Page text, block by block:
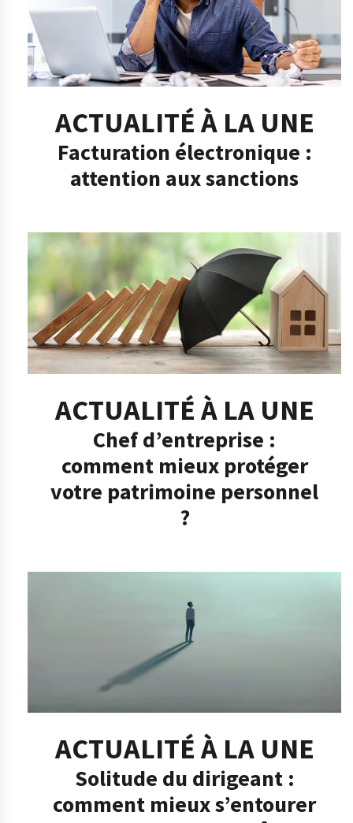
ACTUALITÉ À LA UNE
Facturation électronique :
attention aux sanctions
ACTUALITÉ À LA UNE
Chef d’entreprise :
comment mieux protéger
votre patrimoine personnel
?
ACTUALITÉ À LA UNE
Solitude du dirigeant :
comment mieux s’entourer